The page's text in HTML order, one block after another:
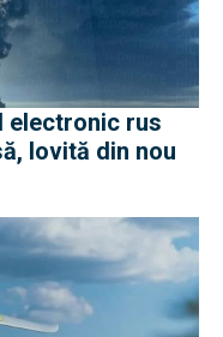
electronic rus
lovită din nou